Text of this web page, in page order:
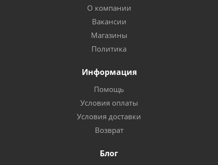
О компании
Вакансии
Магазины
Политика
Информация
Помощь
Условия оплаты
Условия доставки
Возврат
Блог